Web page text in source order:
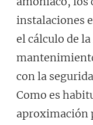
instalaciones
el cálculo de
con la
Como es
aproximación